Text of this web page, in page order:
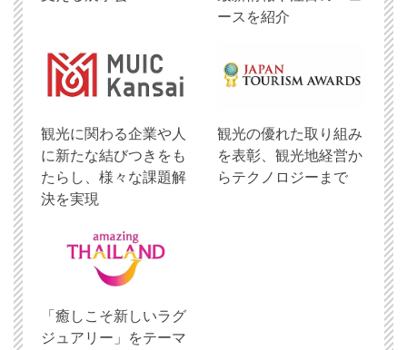
ースを紹介
観光に関わる企業や人
に新たな結びつきをも
たらし、様々な課題解
決を実現
観光の優れた取り組み
を表彰、観光地経営か
らテクノロジーまで
「癒しこそ新しいラグ
ジュアリー」をテーマ